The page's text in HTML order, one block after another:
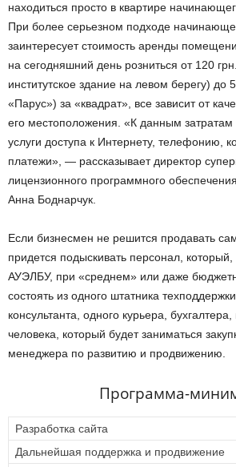
находиться просто в квартире
При более серьезном подходе
заинтересует стоимость аренды
на сегодняшний день розниться от 120
институтское здание на левом берегу) до
«Парус») за «квадрат», все зависит от
его местоположения. «К данным затратам
услуги доступа к Интернету, телефонию,
платежи», — рассказывает директор
лицензионного программного
Анна Боднарчук.
Если бизнесмен не решится продавать
придется подыскивать персонал,
АУЭЛБУ, при «среднем» или даже
состоять из одного штатника
консультанта, одного курьера,
человека, который будет заниматься
менеджера по развитию и продвижению.
Программа-
Разработка сайта
Дальнейшая поддержка и продвижение